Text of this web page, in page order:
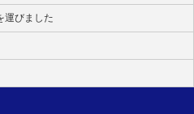
運びました